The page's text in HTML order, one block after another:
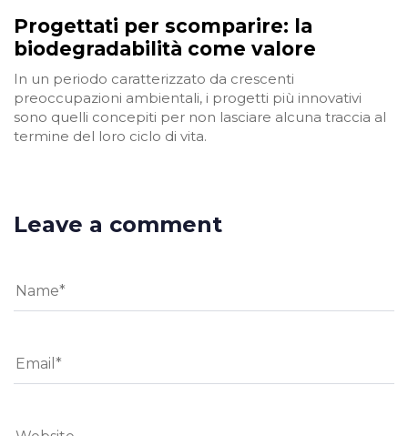
Progettati per scomparire: la
biodegradabilità come valore
In un periodo caratterizzato da crescenti
preoccupazioni ambientali, i progetti più innovativi
sono quelli concepiti per non lasciare alcuna traccia al
termine del loro ciclo di vita.
Leave a comment